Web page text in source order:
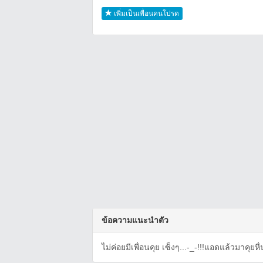
เพิ่มเป็นเพื่อนคนโปรด
ข้อความแนะนำตัว
ไม่ค่อยมีเพื่อนคุย เซ็งๆ...-_-!!!แอดแล้วมาคุย